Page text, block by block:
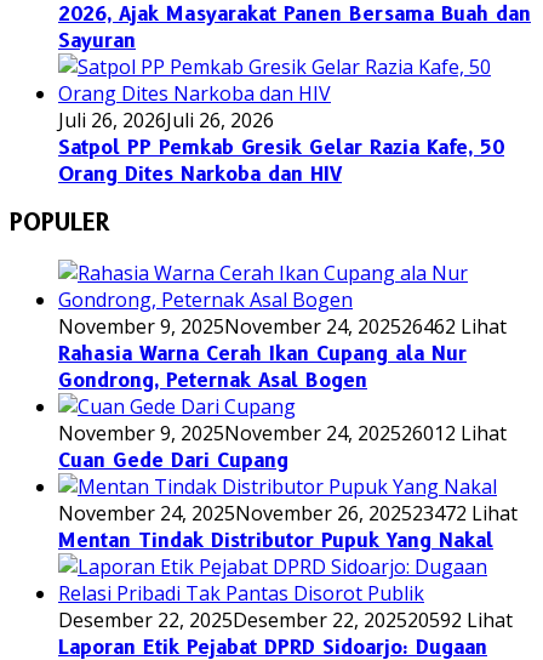
2026, Ajak Masyarakat Panen Bersama Buah dan
Sayuran
Juli 26, 2026Juli 26, 2026
Satpol PP Pemkab Gresik Gelar Razia Kafe, 50
Orang Dites Narkoba dan HIV
POPULER
November 9, 2025November 24, 202526462 Lihat
Rahasia Warna Cerah Ikan Cupang ala Nur
Gondrong, Peternak Asal Bogen
November 9, 2025November 24, 202526012 Lihat
Cuan Gede Dari Cupang
November 24, 2025November 26, 202523472 Lihat
Mentan Tindak Distributor Pupuk Yang Nakal
Desember 22, 2025Desember 22, 202520592 Lihat
Laporan Etik Pejabat DPRD Sidoarjo: Dugaan